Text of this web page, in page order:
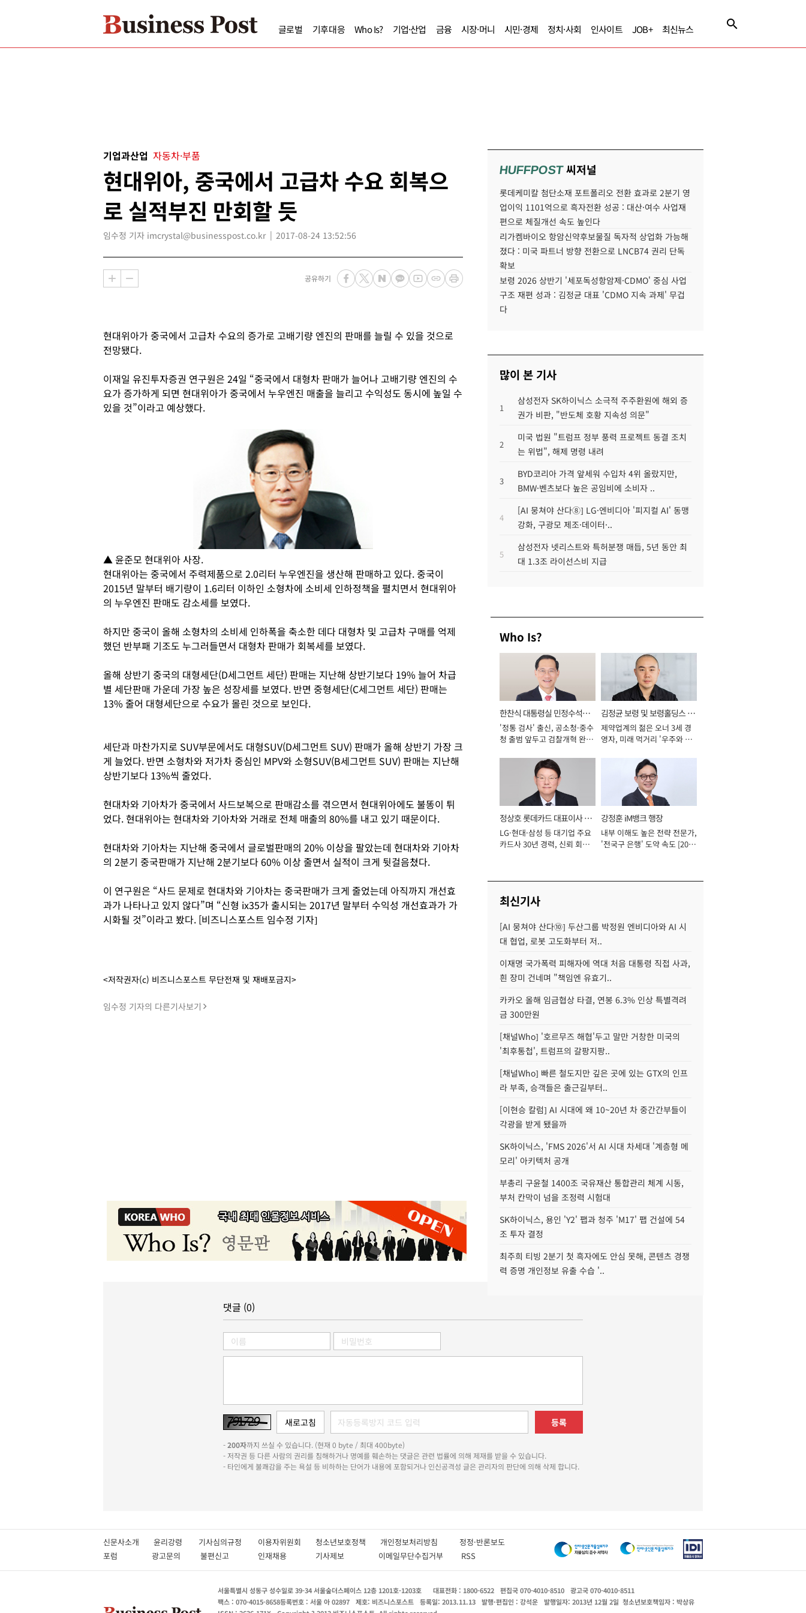
글로벌 기후대응 Who Is? 기업·산업 금융 시장·머니 시민·경제 정치·사회 인사이트 JOB+ 최신뉴스
기업과산업 자동차·부품
현대위아, 중국에서 고급차 수요 회복으
로 실적부진 만회할 듯
임수정 기자 imcrystal@businesspost.co.kr 2017-08-24 13:52:56
공유하기
현대위아가 중국에서 고급차 수요의 증가로 고배기량 엔진의 판매를 늘릴 수 있을 것으로
전망됐다.
이재일 유진투자증권 연구원은 24일 “중국에서 대형차 판매가 늘어나 고배기량 엔진의 수
요가 증가하게 되면 현대위아가 중국에서 누우엔진 매출을 늘리고 수익성도 동시에 높일 수
있을 것”이라고 예상했다.
▲ 윤준모 현대위아 사장.
현대위아는 중국에서 주력제품으로 2.0리터 누우엔진을 생산해 판매하고 있다. 중국이
2015년 말부터 배기량이 1.6리터 이하인 소형차에 소비세 인하정책을 펼치면서 현대위아
의 누우엔진 판매도 감소세를 보였다.
하지만 중국이 올해 소형차의 소비세 인하폭을 축소한 데다 대형차 및 고급차 구매를 억제
했던 반부패 기조도 누그러들면서 대형차 판매가 회복세를 보였다.
올해 상반기 중국의 대형세단(D세그먼트 세단) 판매는 지난해 상반기보다 19% 늘어 차급
별 세단판매 가운데 가장 높은 성장세를 보였다. 반면 중형세단(C세그먼트 세단) 판매는
13% 줄어 대형세단으로 수요가 몰린 것으로 보인다.
세단과 마찬가지로 SUV부문에서도 대형SUV(D세그먼트 SUV) 판매가 올해 상반기 가장 크
게 늘었다. 반면 소형차와 저가차 중심인 MPV와 소형SUV(B세그먼트 SUV) 판매는 지난해
상반기보다 13%씩 줄었다.
현대차와 기아차가 중국에서 사드보복으로 판매감소를 겪으면서 현대위아에도 불똥이 튀
었다. 현대위아는 현대차와 기아차와 거래로 전체 매출의 80%를 내고 있기 때문이다.
현대차와 기아차는 지난해 중국에서 글로벌판매의 20% 이상을 팔았는데 현대차와 기아차
의 2분기 중국판매가 지난해 2분기보다 60% 이상 줄면서 실적이 크게 뒷걸음쳤다.
이 연구원은 “사드 문제로 현대차와 기아차는 중국판매가 크게 줄었는데 아직까지 개선효
과가 나타나고 있지 않다”며 “신형 ix35가 출시되는 2017년 말부터 수익성 개선효과가 가
시화될 것”이라고 봤다. [비즈니스포스트 임수정 기자]
<저작권자(c) 비즈니스포스트 무단전재 및 재배포금지>
임수정 기자의 다른기사보기
HUFFPOST씨저널
롯데케미칼 첨단소재 포트폴리오 전환 효과로 2분기 영
업이익 1101억으로 흑자전환 성공 : 대산·여수 사업재
편으로 체질개선 속도 높인다
리가켐바이오 항암신약후보물질 독자적 상업화 가능해
졌다 : 미국 파트너 방향 전환으로 LNCB74 권리 단독
확보
보령 2026 상반기 '세포독성항암제·CDMO' 중심 사업
구조 재편 성과 : 김정균 대표 'CDMO 지속 과제' 무겁
다
많이 본 기사
1
삼성전자 SK하이닉스 소극적 주주환원에 해외 증
권가 비판, "반도체 호황 지속성 의문"
2
미국 법원 "트럼프 정부 풍력 프로젝트 동결 조치
는 위법", 해제 명령 내려
3
BYD코리아 가격 앞세워 수입차 4위 올랐지만,
BMW·벤츠보다 높은 공임비에 소비자 ..
4
[AI 뭉쳐야 산다⑧] LG·엔비디아 '피지컬 AI' 동맹
강화, 구광모 제조·데이터·..
5
삼성전자 넷리스트와 특허분쟁 매듭, 5년 동안 최
대 1.3조 라이선스비 지급
Who Is?
한찬식 대통령실 민정수석비
서관
'정통 검사' 출신, 공소청·중수
청 출범 앞두고 검찰개혁 완수
김정균 보령 및 보령홀딩스 대
표이사 사장
제약업계의 젊은 오너 3세 경
영자, 미래 먹거리 '우주와 헬
정상호 롯데카드 대표이사 사
장
LG·현대·삼성 등 대기업 주요
카드사 30년 경력, 신뢰 회복
강정훈 iM뱅크 행장
내부 이해도 높은 전략 전문가,
'전국구 은행' 도약 속도 [2026
최신기사
[AI 뭉쳐야 산다⑩] 두산그룹 박정원 엔비디아와 AI 시
대 협업, 로봇 고도화부터 저..
이재명 국가폭력 피해자에 역대 처음 대통령 직접 사과,
흰 장미 건네며 "책임엔 유효기..
카카오 올해 임금협상 타결, 연봉 6.3% 인상 특별격려
금 300만원
[채널Who] '호르무즈 해협'두고 말만 거창한 미국의
'최후통첩', 트럼프의 갈팡지팡..
[채널Who] 빠른 철도지만 깊은 곳에 있는 GTX의 인프
라 부족, 승객들은 출근길부터..
[이현승 칼럼] AI 시대에 왜 10~20년 차 중간간부들이
각광을 받게 됐을까
SK하이닉스, 'FMS 2026'서 AI 시대 차세대 '계층형 메
모리' 아키텍처 공개
부총리 구윤철 1400조 국유재산 통합관리 체계 시동,
부처 칸막이 넘을 조정력 시험대
SK하이닉스, 용인 'Y2' 팹과 청주 'M17' 팹 건설에 54
조 투자 결정
최주희 티빙 2분기 첫 흑자에도 안심 못해, 콘텐츠 경쟁
력 증명 개인정보 유출 수습 '..
댓글 (0)
등록
-200자까지 쓰실 수 있습니다. (현재 0 byte / 최대 400byte)
- 저작권 등 다른 사람의 권리를 침해하거나 명예를 훼손하는 댓글은 관련 법률에 의해 제재를 받을 수 있습니다.
- 타인에게 불쾌감을 주는 욕설 등 비하하는 단어가 내용에 포함되거나 인신공격성 글은 관리자의 판단에 의해 삭제 합니다.
신문사소개 윤리강령 기사심의규정 이용자위원회 청소년보호정책 개인정보처리방침 정정·반론보도
포럼
광고문의 불편신고 인재채용 기사제보 이메일무단수집거부 RSS
서울특별시 성동구 성수일로 39-34 서울숲더스페이스 12층 1201호-1203호 대표전화 : 1800-6522 편집국 070-4010-8510
광고국 070-4010-8511
팩스 : 070-4015-8658등록번호 : 서울 아 02897 제호: 비즈니스포스트 등록일: 2013.11.13 발행·편집인 : 강석운 발행일자: 2013년 12월 2일 청소년보호책임자 : 박상유